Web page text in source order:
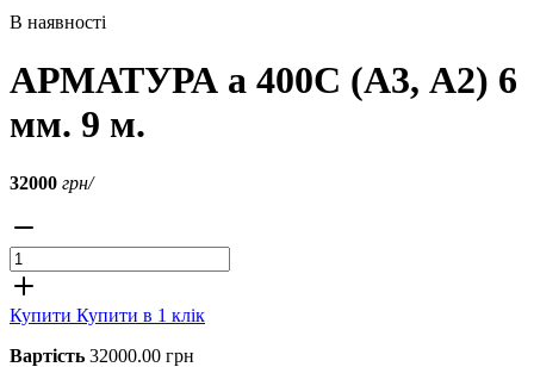
В наявності
АРМАТУРА а 400C (A3, А2) 6
мм. 9 м.
32000 грн/
Купити Купити в 1 клік
Вартість 32000.00 грн